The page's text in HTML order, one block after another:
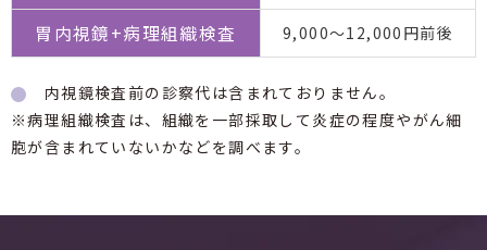
胃内視鏡+病理組織検査 9,000～12,000円前後
内視鏡検査前の診察代は含まれておりません。
※病理組織検査は、組織を一部採取して炎症の程度やがん細
胞が含まれていないかなどを調べます。